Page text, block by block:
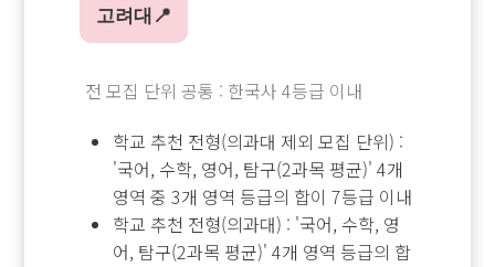
고려대📍
전 모집 단위 공통 : 한국사 4등급 이내
학교 추천 전형(의과대 제외 모집 단위) :
'국어, 수학, 영어, 탐구(2과목 평균)' 4개
영역 중 3개 영역 등급의 합이 7등급 이내
학교 추천 전형(의과대) : '국어, 수학, 영
어, 탐구(2과목 평균)' 4개 영역 등급의 합